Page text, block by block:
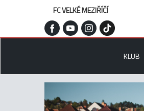
FC VELKÉ MEZIŘÍČÍ
KLUB